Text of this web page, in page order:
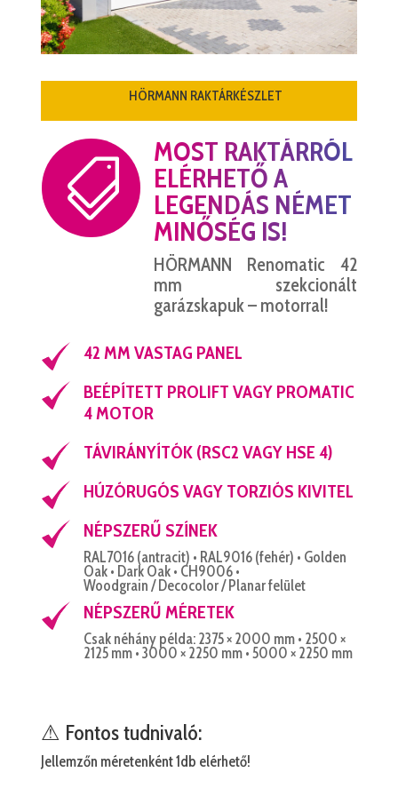
HÖRMANN RAKTÁRKÉSZLET

MOST RAKTÁRRÓL
ELÉRHETŐ A
LEGENDÁS NÉMET
MINŐSÉG IS!
HÖRMANN Renomatic 42
mm szekcionált
garázskapuk – motorral!
42 MM VASTAG PANEL
BEÉPÍTETT PROLIFT VAGY PROMATIC
4 MOTOR
TÁVIRÁNYÍTÓK (RSC2 VAGY HSE 4)
HÚZÓRUGÓS VAGY TORZIÓS KIVITEL
NÉPSZERŰ SZÍNEK
RAL7016 (antracit) • RAL9016 (fehér) • Golden
Oak • Dark Oak • CH9006 •
Woodgrain / Decocolor / Planar felület
NÉPSZERŰ MÉRETEK
Csak néhány példa: 2375 × 2000 mm • 2500 ×
2125 mm • 3000 × 2250 mm • 5000 × 2250 mm
⚠ Fontos tudnivaló:
Jellemzőn méretenként 1db elérhető!